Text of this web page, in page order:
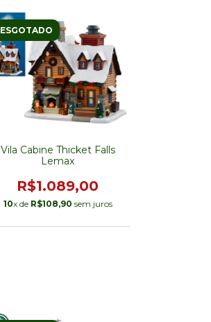
ESGOTADO
Vila Cabine Thicket Falls
Lemax
R$1.089,00
10x de R$108,90 sem juros